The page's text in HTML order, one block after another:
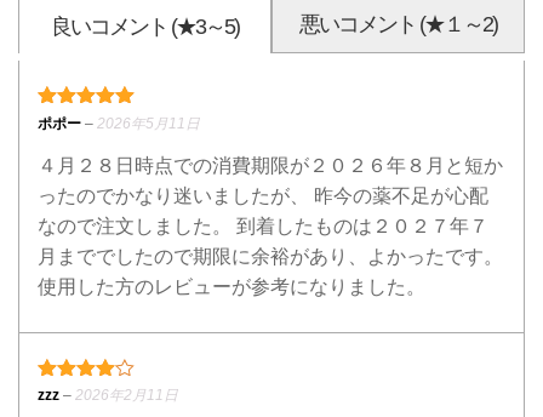
良いコメント (★3～5) 悪いコメント (★１～2)
5段階中5の評価
ポポー – 2026年5月11日
４月２８日時点での消費期限が２０２６年８月と短か
ったのでかなり迷いましたが、 昨今の薬不足が心配
なので注文しました。 到着したものは２０２７年７
月まででしたので期限に余裕があり、よかったです。
使用した方のレビューが参考になりました。
4段階中4の評価
zzz – 2026年2月11日